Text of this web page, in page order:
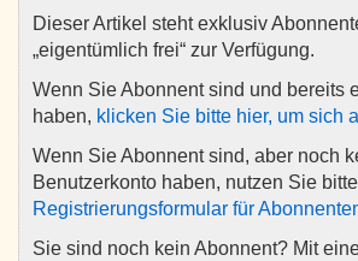
Dieser Artikel steht exklusiv
„eigentümlich frei“ zur Verfügung.
Wenn Sie Abonnent sind und bereits
haben, klicken Sie bitte hier, um sich
Wenn Sie Abonnent sind, aber noch
Benutzerkonto haben, nutzen Sie
Registrierungsformular für
Sie sind noch kein Abonnent? Mit